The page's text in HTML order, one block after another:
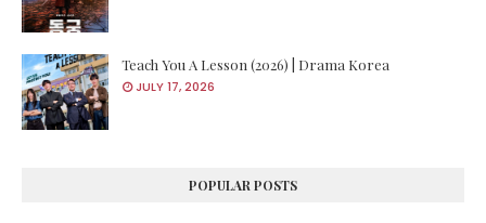
Teach You A Lesson (2026) | Drama Korea
JULY 17, 2026
POPULAR POSTS